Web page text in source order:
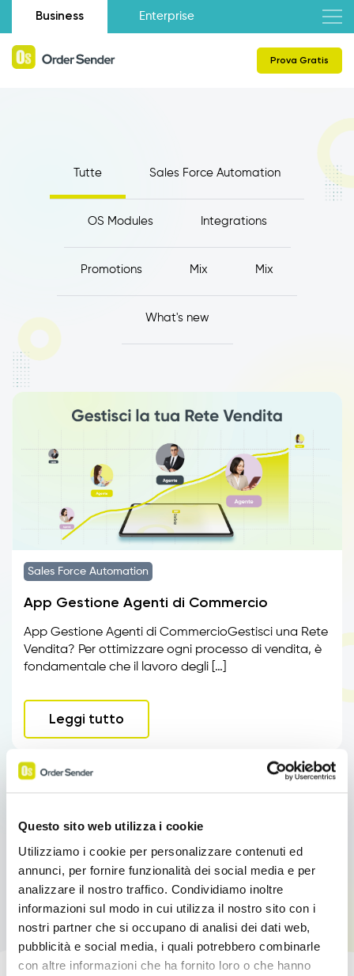
Questo sito web utilizza i cookie
Utilizziamo i cookie per personalizzare contenuti ed
annunci, per fornire funzionalità dei social media e per
analizzare il nostro traffico. Condividiamo inoltre
informazioni sul modo in cui utilizza il nostro sito con i
nostri partner che si occupano di analisi dei dati web,
pubblicità e social media, i quali potrebbero combinarle
con altre informazioni che ha fornito loro o che hanno
Business Enterprise
Prova Gratis
Tutte Sales Force Automation
OS Modules Integrations
Promotions Mix Mix
What's new
Sales Force Automation
App Gestione Agenti di Commercio
App Gestione Agenti di CommercioGestisci una Rete
Vendita? Per ottimizzare ogni processo di vendita, è
fondamentale che il lavoro degli […]
Leggi tutto